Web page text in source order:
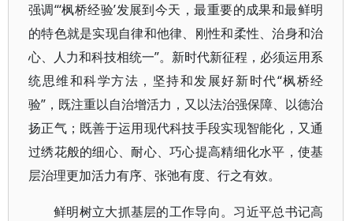
强调“‘枫桥经验’发展到今天，最重要的成果和最鲜明
的特色就是实现自律和他律、刚性和柔性、治身和治
心、人力和科技相统一”。新时代新征程，必须运用系
统思维和科学方法，坚持和发展好新时代“枫桥经
验”，既注重以自治增活力，又以法治强保障、以德治
扬正气；既善于运用现代科技手段实现智能化，又通
过绣花般的细心、耐心、巧心提高精细化水平，使基
层治理更加活力有序、张弛有度、行之有效。
鲜明树立大抓基层的工作导向。习近平总书记高